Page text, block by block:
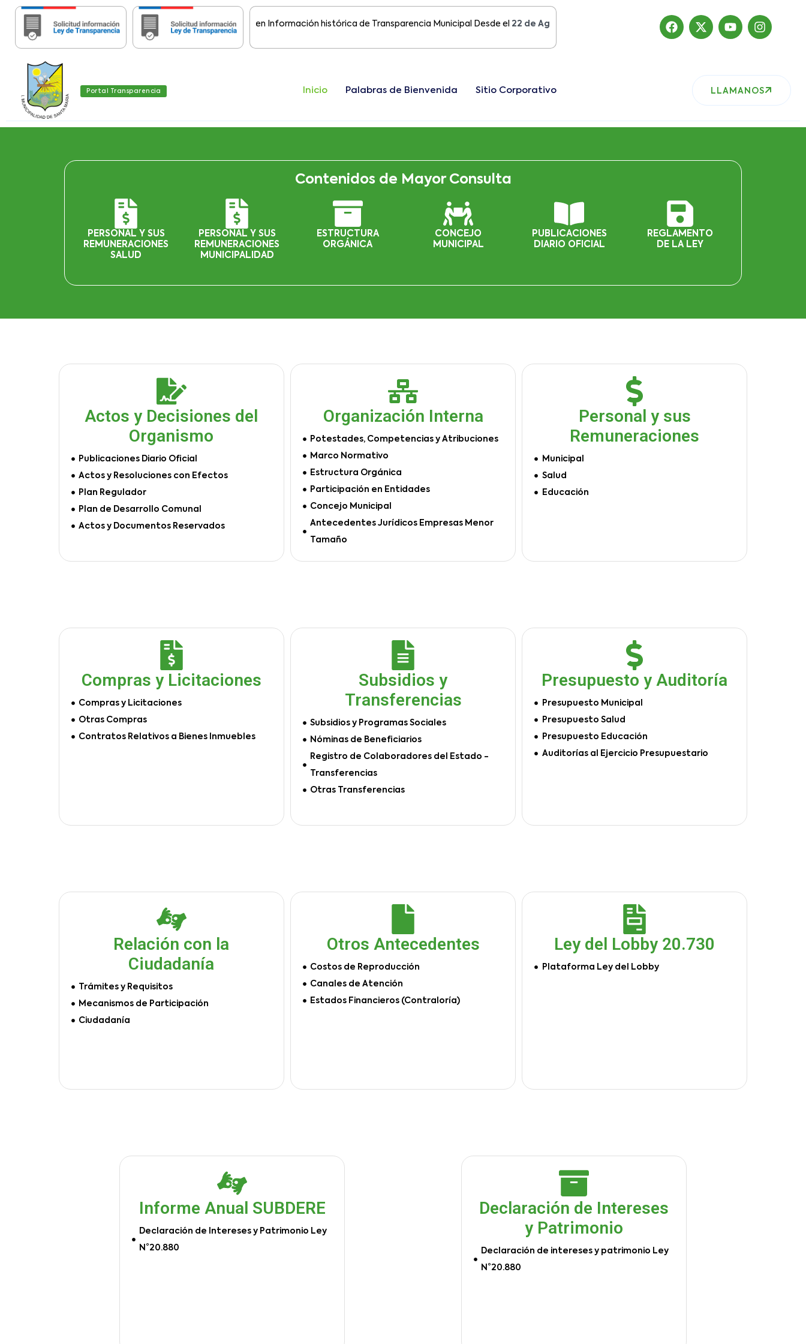
Importante: Estas páginas contienen Información histórica de Transparencia Municipal Desde el22 de Agosto del 2019 , nuestro sitio ha migrado
Portal Transparencia Inicio Palabras de Bienvenida Sitio Corporativo LLAMANOS
Contenidos de Mayor Consulta
PERSONAL Y SUS
REMUNERACIONES
SALUD
PERSONAL Y SUS
REMUNERACIONES
MUNICIPALIDAD
ESTRUCTURA
ORGÁNICA
CONCEJO
MUNICIPAL
PUBLICACIONES
DIARIO OFICIAL
REGLAMENTO
DE LA LEY
Actos y Decisiones del
Organismo
Publicaciones Diario Oficial
Actos y Resoluciones con Efectos
Plan Regulador
Plan de Desarrollo Comunal
Actos y Documentos Reservados
Organización Interna
Potestades, Competencias y Atribuciones
Marco Normativo
Estructura Orgánica
Participación en Entidades
Concejo Municipal
Antecedentes Jurídicos Empresas Menor
Tamaño
Personal y sus
Remuneraciones
Municipal
Salud
Educación
Compras y Licitaciones
Compras y Licitaciones
Otras Compras
Contratos Relativos a Bienes Inmuebles
Subsidios y
Transferencias
Subsidios y Programas Sociales
Nóminas de Beneficiarios
Registro de Colaboradores del Estado -
Transferencias
Otras Transferencias
Presupuesto y Auditoría
Presupuesto Municipal
Presupuesto Salud
Presupuesto Educación
Auditorías al Ejercicio Presupuestario
Relación con la
Ciudadanía
Trámites y Requisitos
Mecanismos de Participación
Ciudadanía
Otros Antecedentes
Costos de Reproducción
Canales de Atención
Estados Financieros (Contraloría)
Ley del Lobby 20.730
Plataforma Ley del Lobby
Informe Anual SUBDERE
Declaración de Intereses y Patrimonio Ley
N°20.880
Declaración de Intereses
y Patrimonio
Declaración de intereses y patrimonio Ley
N°20.880